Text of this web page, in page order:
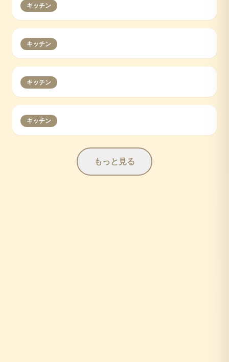
キッチン
キッチン
キッチン
キッチン
もっと見る